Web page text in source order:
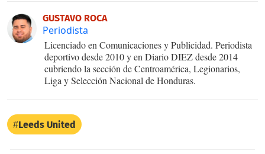
GUSTAVO ROCA
Periodista
Licenciado en Comunicaciones y Publicidad. Periodista
deportivo desde 2010 y en Diario DIEZ desde 2014
cubriendo la sección de Centroamérica, Legionarios,
Liga y Selección Nacional de Honduras.
Leeds United